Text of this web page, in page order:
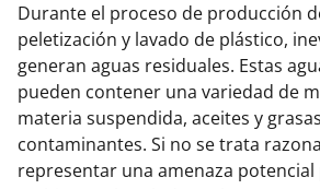
Durante el proceso de producción
peletización y lavado de plástico,
generan aguas residuales. Estas
pueden contener una variedad de
materia suspendida, aceites y
contaminantes. Si no se trata
representar una amenaza potencial